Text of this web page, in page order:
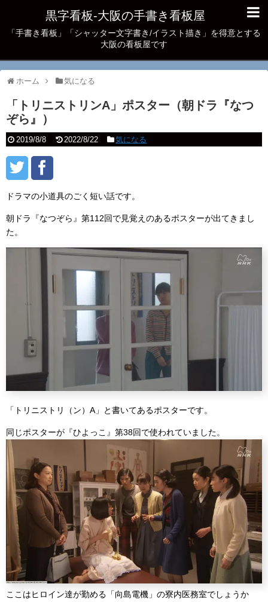
黒字看板‐大阪の手書き看板屋
「手書き看板」「シャッター文字書き/イラスト描き」を得意とする
大阪の看板屋です
ホーム 気になる
「トリニストリンA」ポスター（朝ドラ『なつ
ぞら』）
2019/8/8 2022/8/22 気になる
ドラマの小道具のごく短い話です。
朝ドラ『なつぞら』第112回で見覚えのあるポスターが出てきまし
た。
「トリニストリ（ン）A」と書いてあるポスターです。
同じポスターが『ひよっこ』第38回で使われていました。
ここはヒロイン達が勤める「向島電機」の寮内医務室でしょうか